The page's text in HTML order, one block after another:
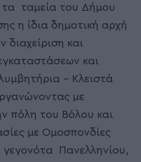
τα ταμεία του Δήμου
η ίδια δημοτική αρχή
διαχείριση και
και
– Κλειστά
με
πόλη του Βόλου και
με Ομοσπονδίες
Πανελληνίου,